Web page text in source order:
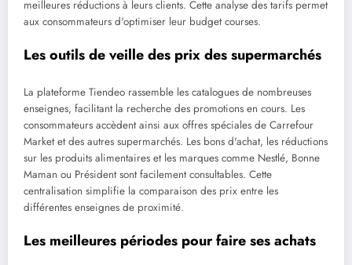
meilleures réductions à leurs clients. Cette analyse des tarifs permet
aux consommateurs d'optimiser leur budget courses.
Les outils de veille des prix des supermarchés
La plateforme Tiendeo rassemble les catalogues de nombreuses
enseignes, facilitant la recherche des promotions en cours. Les
consommateurs accèdent ainsi aux offres spéciales de Carrefour
Market et des autres supermarchés. Les bons d'achat, les réductions
sur les produits alimentaires et les marques comme Nestlé, Bonne
Maman ou Président sont facilement consultables. Cette
centralisation simplifie la comparaison des prix entre les
différentes enseignes de proximité.
Les meilleures périodes pour faire ses achats